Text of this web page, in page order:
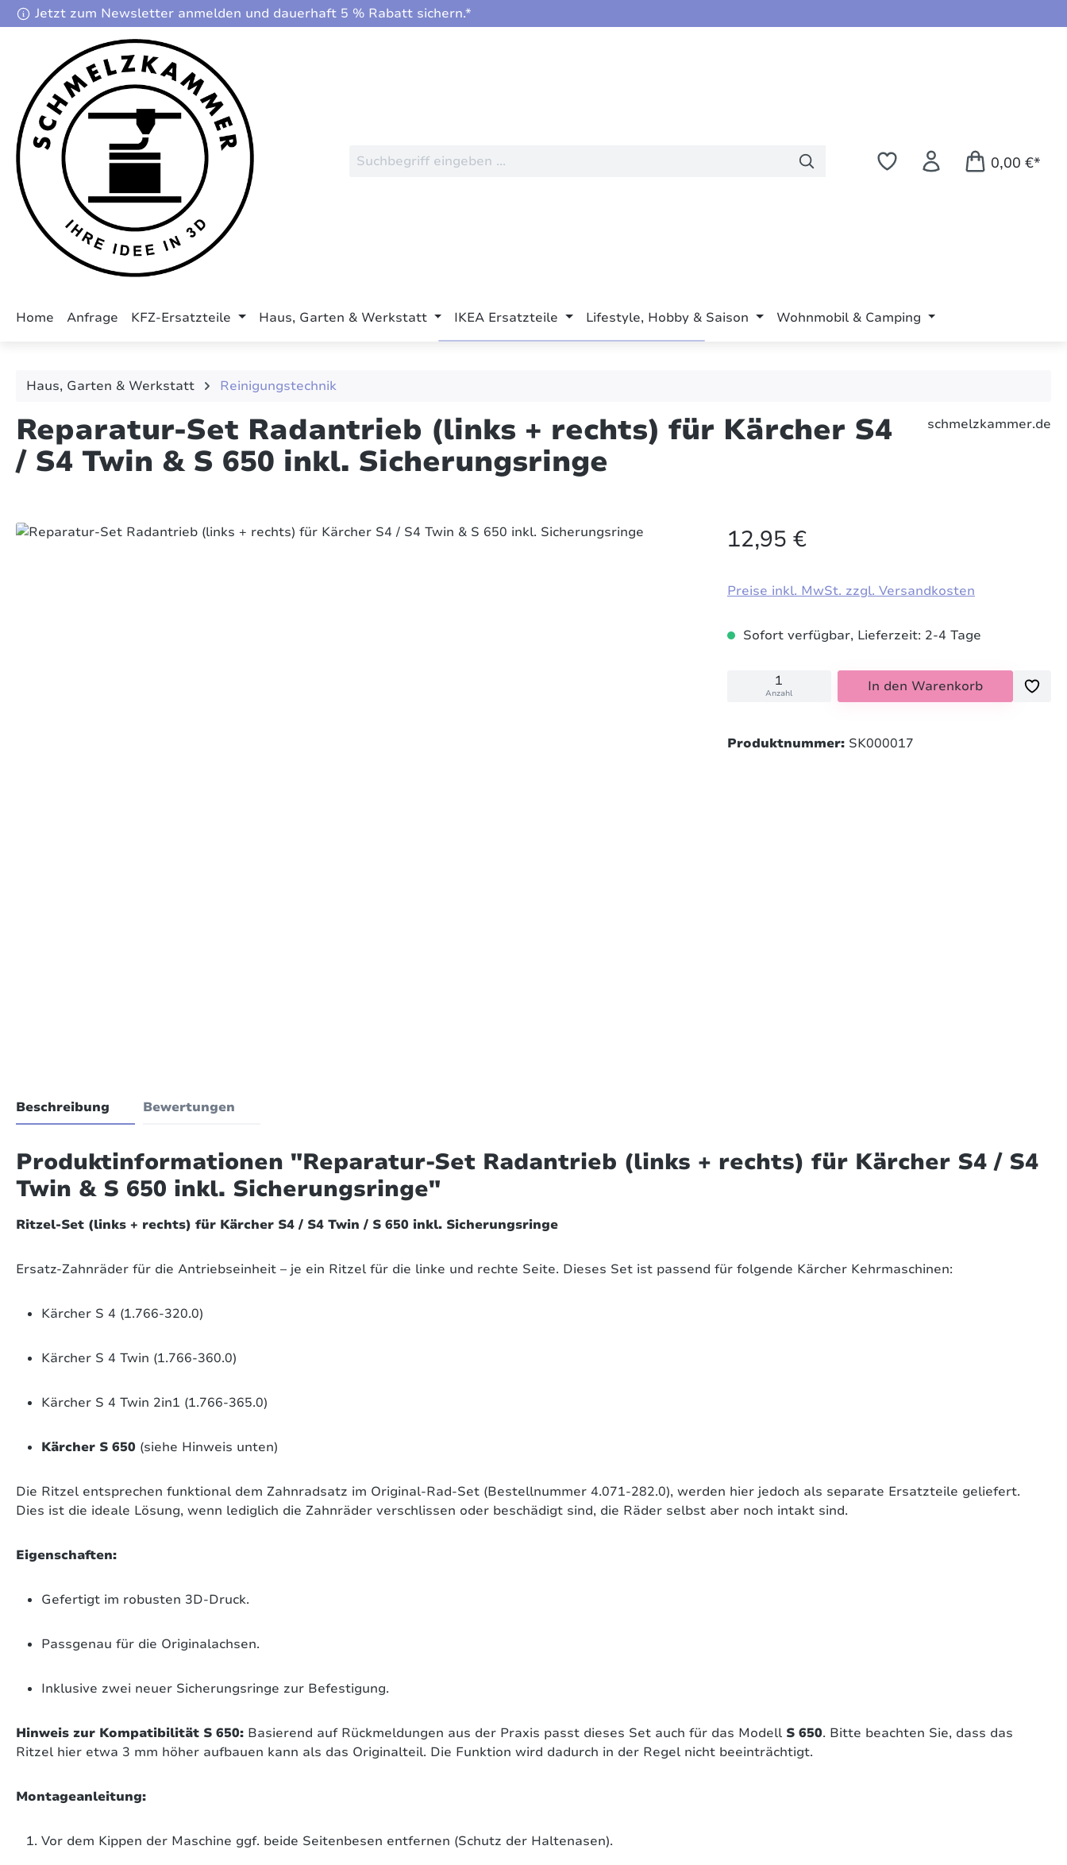
Hauptinhalt springen
Zur Suche springen
Zur Hauptnavigation springen
Jetzt zum Newsletter anmelden und dauerhaft 5 % Rabatt sichern.*
0,00 €*
Home Anfrage KFZ-Ersatzteile Haus, Garten & Werkstatt IKEA Ersatzteile Lifestyle, Hobby & Saison Wohnmobil & Camping
Haus, Garten & Werkstatt Reinigungstechnik
Reparatur-Set Radantrieb (links + rechts) für Kärcher S4
/ S4 Twin & S 650 inkl. Sicherungsringe
schmelzkammer.de
Bildergalerie überspringen 12,95 €
Preise inkl. MwSt. zzgl. Versandkosten
Sofort verfügbar, Lieferzeit: 2-4 Tage
Anzahl In den Warenkorb
Produktnummer: SK000017
Beschreibung Bewertungen
Produktinformationen "Reparatur-Set Radantrieb (links + rechts) für Kärcher S4 / S4
Twin & S 650 inkl. Sicherungsringe"
Ritzel-Set (links + rechts) für Kärcher S4 / S4 Twin / S 650 inkl. Sicherungsringe
Ersatz-Zahnräder für die Antriebseinheit – je ein Ritzel für die linke und rechte Seite. Dieses Set ist passend für folgende Kärcher Kehrmaschinen:
Kärcher S 4 (1.766-320.0)
Kärcher S 4 Twin (1.766-360.0)
Kärcher S 4 Twin 2in1 (1.766-365.0)
Kärcher S 650 (siehe Hinweis unten)
Die Ritzel entsprechen funktional dem Zahnradsatz im Original-Rad-Set (Bestellnummer 4.071-282.0), werden hier jedoch als separate Ersatzteile geliefert.
Dies ist die ideale Lösung, wenn lediglich die Zahnräder verschlissen oder beschädigt sind, die Räder selbst aber noch intakt sind.
Eigenschaften:
Gefertigt im robusten 3D-Druck.
Passgenau für die Originalachsen.
Inklusive zwei neuer Sicherungsringe zur Befestigung.
Hinweis zur Kompatibilität S 650: Basierend auf Rückmeldungen aus der Praxis passt dieses Set auch für das Modell S 650. Bitte beachten Sie, dass das
Ritzel hier etwa 3 mm höher aufbauen kann als das Originalteil. Die Funktion wird dadurch in der Regel nicht beeinträchtigt.
Montageanleitung:
Vor dem Kippen der Maschine ggf. beide Seitenbesen entfernen (Schutz der Haltenasen).